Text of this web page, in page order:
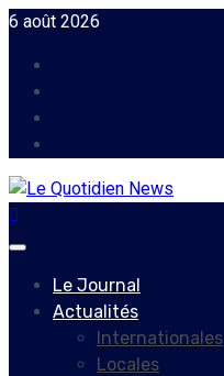
Skip
content
6 août 2026
Primary
Le Journal
Actualités
Internationales
Locales